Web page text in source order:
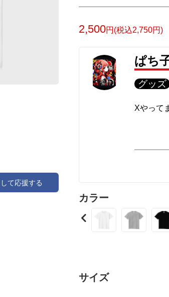
て応援する
2,500円(税込2,750円)
ぱち
グッズ
Xやって
カラー
サイズ